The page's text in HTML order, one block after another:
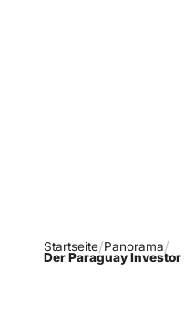
Startseite Panorama
Der Paraguay Investor